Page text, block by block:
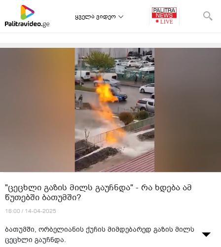
ყველა ვიდეო
"ცეცხლი გაზის მილს გაუჩნდა" - რა ხდება ამ
წუთებში ბათუმში?
16:00 / 14-04-2025
ბათუმში, ორბელიანის ქუჩის მიმდებარედ გაზის მილს
ცეცხლი გაუჩნდა.